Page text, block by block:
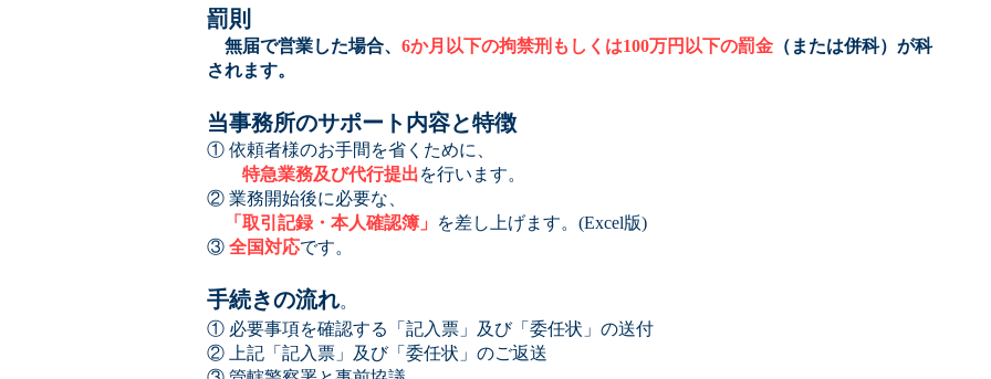
罰則
無届で営業した場合、 6か月以下の拘禁刑もしくは100万円以下の罰金 （または併科）が科
されます。
当事務所のサポート内容と特徴
① 依頼者様のお手間を省くために、
特急業務及び代行提出を行います。
② 業務開始後に必要な、
「取引記録・本人確認簿」
を差し上げます。(Excel版)
​③ 全国対応です。
手続きの流れ。
① 必要事項を確認する「記入票」及び「委任状」の送付
② 上記「記入票」及び「委任状」のご返送